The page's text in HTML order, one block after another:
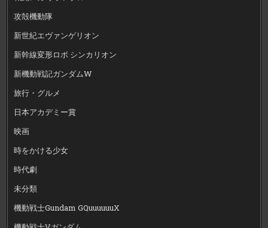
攻殻機動隊
新世紀エヴァンゲリオン
新幹線変形ロボ シンカリオン
新機動戦記ガンダムW
旅行・グルメ
日本アカデミー賞
映画
時をかける少女
時代劇
未分類
機動戦士Gundam GQuuuuuuX